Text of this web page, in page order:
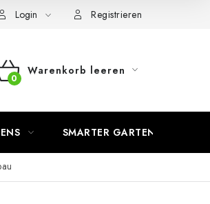
Login Registrieren
WARENKORB
Warenkorb leeren
SMARTER GARTEN